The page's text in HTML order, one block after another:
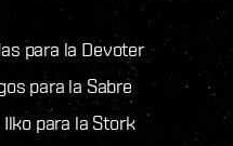
para la Devoter
para la Sabre
para la Stork